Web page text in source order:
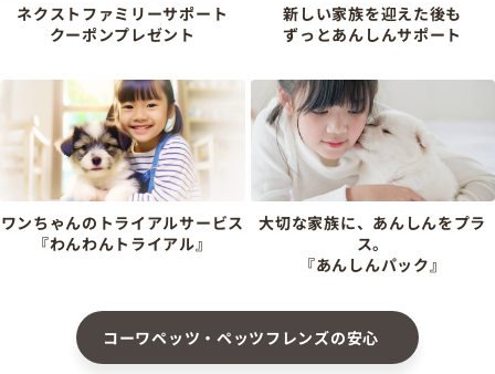
ネクストファミリーサポート
クーポンプレゼント
新しい家族を迎えた後も
ずっとあんしんサポート
ワンちゃんのトライアルサービス
『わんわんトライアル』
大切な家族に、あんしんをプラ
ス。
『あんしんパック』
コーワペッツ・ペッツフレンズの安心